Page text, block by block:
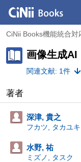
CiNii Books機能統合
画像生成AI
関連文献: 1件
著者
深津, 貴之
フカツ, タカユキ
水野, 祐
ミズノ, タスク